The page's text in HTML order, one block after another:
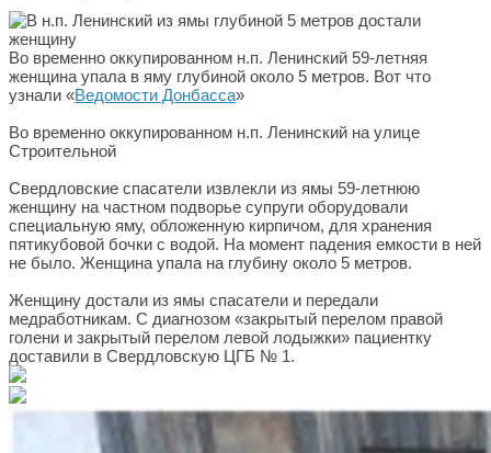
Во временно оккупированном н.п. Ленинский 59-летняя
женщина упала в яму глубиной около 5 метров. Вот что
узнали «Ведомости Донбасса»
Во временно оккупированном н.п. Ленинский на улице
Строительной
Свердловские спасатели извлекли из ямы 59-летнюю
женщину на частном подворье супруги оборудовали
специальную яму, обложенную кирпичом, для хранения
пятикубовой бочки с водой. На момент падения емкости в ней
не было. Женщина упала на глубину около 5 метров.
Женщину достали из ямы спасатели и передали
медработникам. С диагнозом «закрытый перелом правой
голени и закрытый перелом левой лодыжки» пациентку
доставили в Свердловскую ЦГБ № 1.